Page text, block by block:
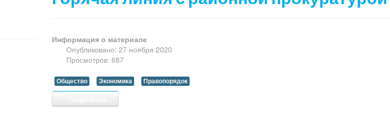
Информация о материале
Опубликовано: 27 ноября 2020
Просмотров: 687
Общество Экономика Правопорядок